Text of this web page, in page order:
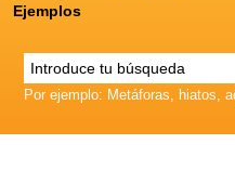
Ejemplos
Por ejemplo: Metáforas, hiatos,